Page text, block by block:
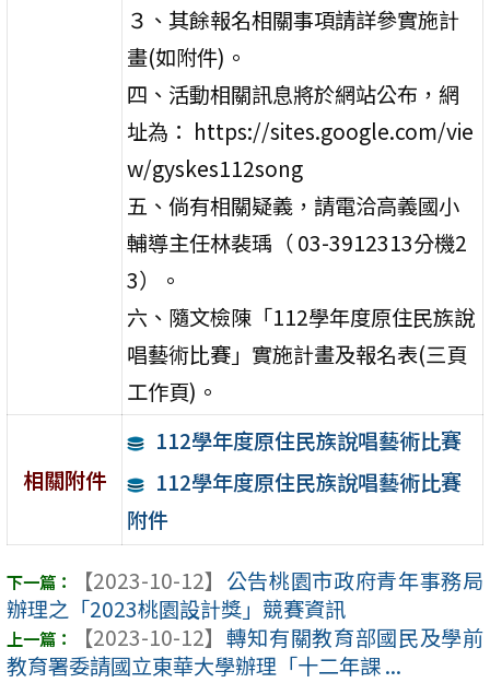
３、其餘報名相關事項請詳參實施計
畫(如附件)。
四、活動相關訊息將於網站公布，網
址為： https://sites.google.com/vie
w/gyskes112song
五、倘有相關疑義，請電洽高義國小
輔導主任林裴瑀（ 03-3912313分機2
3）。
六、隨文檢陳「112學年度原住民族說
唱藝術比賽」實施計畫及報名表(三頁
工作頁)。
相關附件
112學年度原住民族說唱藝術比賽
112學年度原住民族說唱藝術比賽
附件
【2023-10-12】 公告桃園市政府青年事務局
辦理之「2023桃園設計獎」競賽資訊
【2023-10-12】 轉知有關教育部國民及學前
教育署委請國立東華大學辦理「十二年課 ...